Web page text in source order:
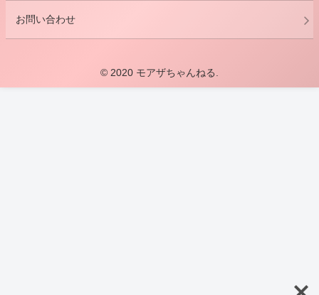
お問い合わせ
© 2020 モアザちゃんねる.